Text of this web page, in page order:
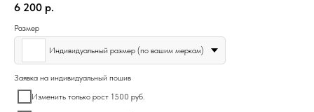
6 200 р.
Размер
Индивидуальный размер (по вашим меркам)
Заявка на индивидуальный пошив
Изменить только рост 1500 руб.